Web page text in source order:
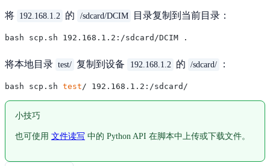
将 192.168.1.2 的 /sdcard/DCIM 目录复制到当前目录：
将本地目录 test/ 复制到设备 192.168.1.2 的 /sdcard/ ：
bash scp.sh test
小技巧
也可使用 文件读写 中的 Python API 在脚本中上传或下载文件。